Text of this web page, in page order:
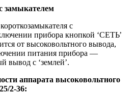
замыкателем
с
прибора кнопкой ‘СЕТЬ’
от высоковольтного вывода,
питания прибора —
вывод с ‘землей’.
аппарата высоковольтного
2-36: